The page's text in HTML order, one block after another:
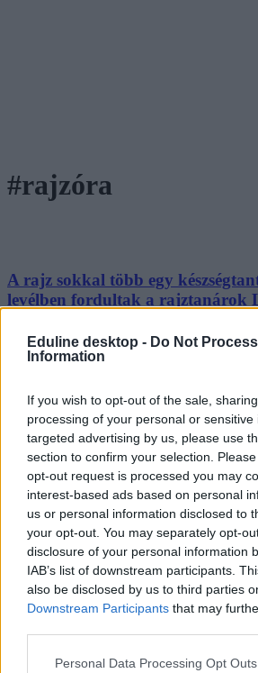
Eduline desktop - Do Not
Information
If you wish to opt-out of the sale,
processing of your personal or
targeted advertising by us, please use
section to confirm your selection.
opt-out request is processed you may
interest-based ads based on personal
us or personal information disclosed to
your opt-out. You may separately opt-
disclosure of your personal information
IAB’s list of downstream participants.
also be disclosed by us to third parties
Downstream Participants that may
Personal Data Processing Opt Outs
#rajzóra
A rajz sokkal több egy
levélben fordultak a rajztanárok
Csökkent a vizuális kultúra tantárgy
visszaestek, miközben olyan
(MROE) ezért nyílt levélben fordult a
hogy felajánlja szakmai együttműködését.
Közoktatás
Palotás Zsuzsanna
A nap képe: nagyot megy a
mikulásos házi feladat
A feladat szokatlan megfogalmazása
Campus life